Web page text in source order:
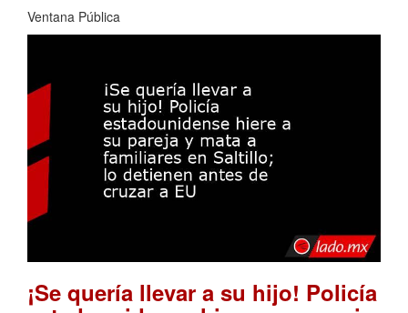
Ventana Pública
¡Se quería llevar a su hijo! Policía